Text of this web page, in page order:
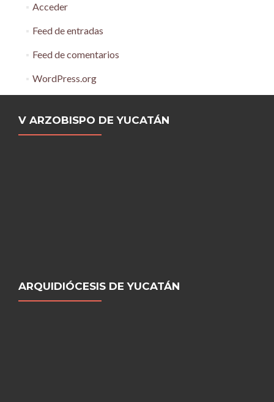
Acceder
Feed de entradas
Feed de comentarios
WordPress.org
V ARZOBISPO DE YUCATÁN
ARQUIDIÓCESIS DE YUCATÁN